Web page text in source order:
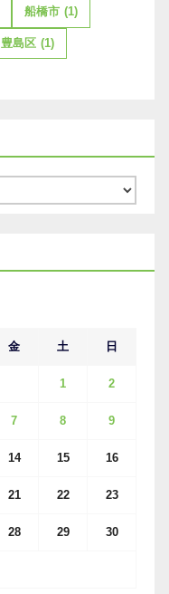
船橋市 (1)
豊島区 (1)
金 土 日
1 2
7 8 9
14 15 16
21 22 23
28 29 30